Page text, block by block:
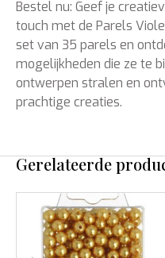
Bestel nu: Geef je
touch met de Parels
set van 35 parels en
mogelijkheden die ze te
ontwerpen stralen en
prachtige creaties.
Gerelateerde